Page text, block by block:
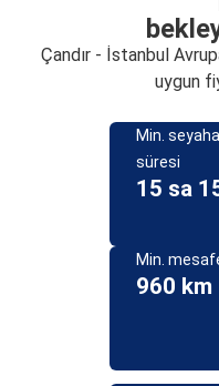
Çandır - İstanbul
uygun
Min.
süresi
15 sa
Min.
960 km